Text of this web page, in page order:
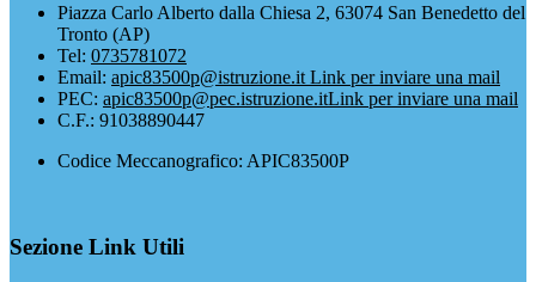
Piazza Carlo Alberto dalla Chiesa 2, 63074 San Benedetto del
Tronto (AP)
Tel: 0735781072
Email: apic83500p@istruzione.it Link per inviare una mail
PEC: apic83500p@pec.istruzione.itLink per inviare una mail
C.F.: 91038890447
Codice Meccanografico: APIC83500P
Sezione Link Utili